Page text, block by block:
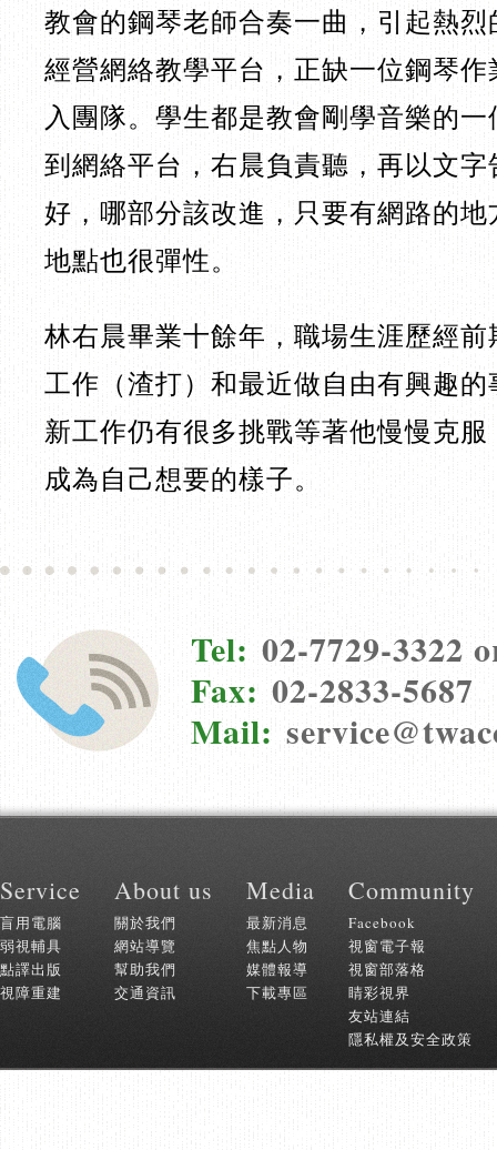
教會的鋼琴老師合奏一曲，引起熱
經營網絡教學平台，正缺一位鋼琴
入團隊。學生都是教會剛學音樂的
到網絡平台，右晨負責聽，再以文
好，哪部分該改進，只要有網路的
地點也很彈性。
林右晨畢業十餘年，職場生涯歷經
工作（渣打）和最近做自由有興趣
新工作仍有很多挑戰等著他慢慢克
成為自己想要的樣子。
Tel: 02-7729-3322
Fax: 02-2833-5687
Mail:
Service
盲用電腦
弱視輔具
點譯出版
視障重建
About us
關於我們
網站導覽
幫助我們
交通資訊
Media
最新消息
焦點人物
媒體報導
下載專區
Community
Facebook
視窗電子報
視窗部落格
睛彩視界
友站連結
隱私權及安全政策